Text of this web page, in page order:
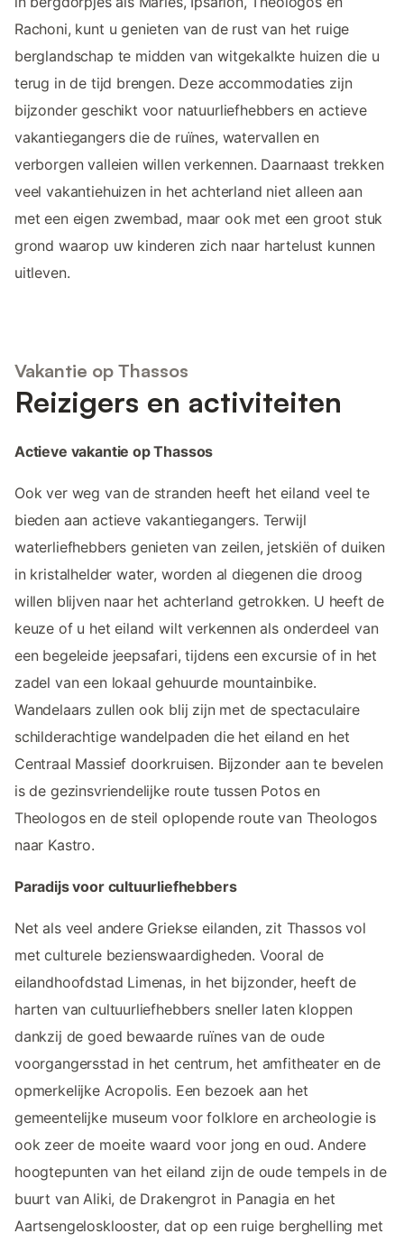
Rachoni, kunt u genieten van de rust van het ruige
berglandschap te midden van witgekalkte huizen die u
terug in de tijd brengen. Deze accommodaties zijn
bijzonder geschikt voor natuurliefhebbers en actieve
vakantiegangers die de ruïnes, watervallen en
verborgen valleien willen verkennen. Daarnaast trekken
veel vakantiehuizen in het achterland niet alleen aan
met een eigen zwembad, maar ook met een groot stuk
grond waarop uw kinderen zich naar hartelust kunnen
uitleven.
Vakantie op Thassos
Reizigers en activiteiten
Actieve vakantie op Thassos
Ook ver weg van de stranden heeft het eiland veel te
bieden aan actieve vakantiegangers. Terwijl
waterliefhebbers genieten van zeilen, jetskiën of duiken
in kristalhelder water, worden al diegenen die droog
willen blijven naar het achterland getrokken. U heeft de
keuze of u het eiland wilt verkennen als onderdeel van
een begeleide jeepsafari, tijdens een excursie of in het
zadel van een lokaal gehuurde mountainbike.
Wandelaars zullen ook blij zijn met de spectaculaire
schilderachtige wandelpaden die het eiland en het
Centraal Massief doorkruisen. Bijzonder aan te bevelen
is de gezinsvriendelijke route tussen Potos en
Theologos en de steil oplopende route van Theologos
naar Kastro.
Paradijs voor cultuurliefhebbers
Net als veel andere Griekse eilanden, zit Thassos vol
met culturele bezienswaardigheden. Vooral de
eilandhoofdstad Limenas, in het bijzonder, heeft de
harten van cultuurliefhebbers sneller laten kloppen
dankzij de goed bewaarde ruïnes van de oude
voorgangersstad in het centrum, het amfitheater en de
opmerkelijke Acropolis. Een bezoek aan het
gemeentelijke museum voor folklore en archeologie is
ook zeer de moeite waard voor jong en oud. Andere
hoogtepunten van het eiland zijn de oude tempels in de
buurt van Aliki, de Drakengrot in Panagia en het
Aartsengelosklooster, dat op een ruige berghelling met